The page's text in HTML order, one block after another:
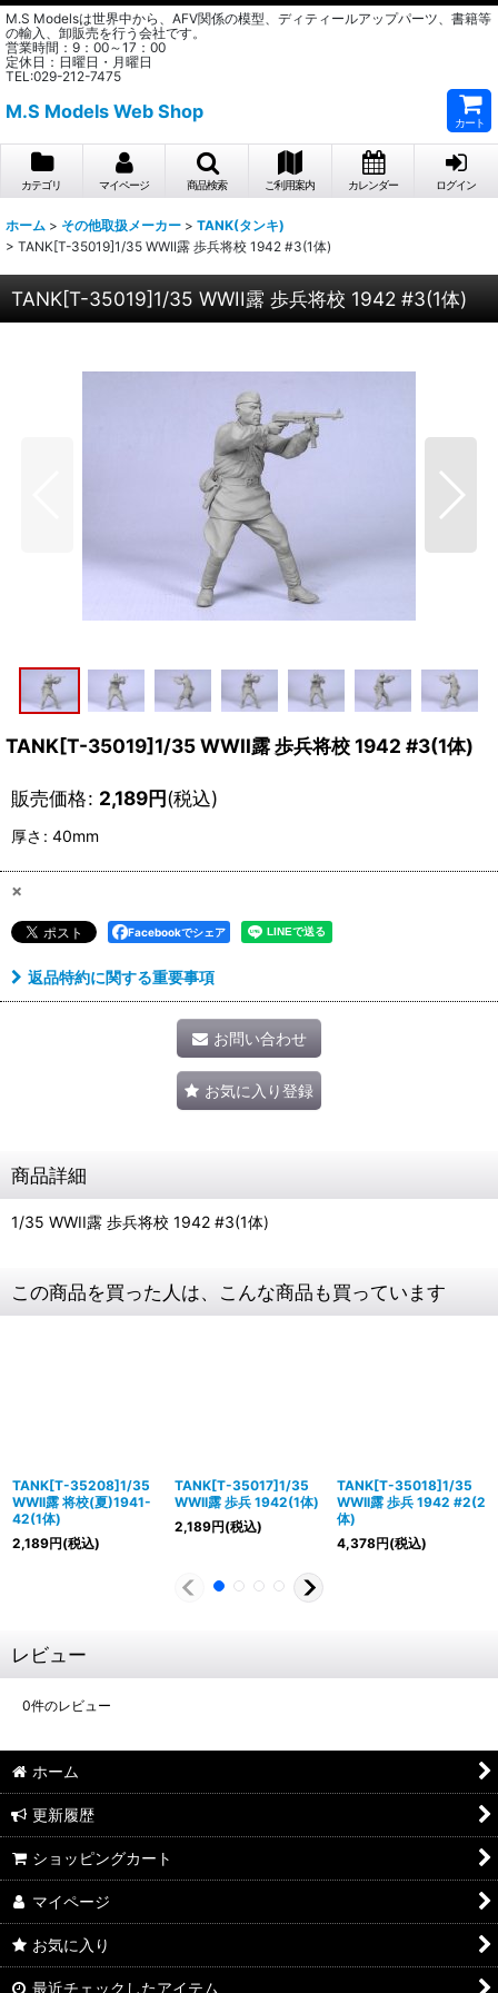
M.S Modelsは世界中から、AFV関係の模型、ディティールアップパーツ、書籍等
の輸入、卸販売を行う会社です。
営業時間：9：00～17：00
定休日：日曜日・月曜日
TEL:029-212-7475
M.S Models Web Shop
カート
カテゴリ マイページ 商品検索 ご利用案内 カレンダー ログイン
ホーム > その他取扱メーカー > TANK(タンキ)
> TANK[T-35019]1/35 WWII露 歩兵将校 1942 #3(1体)
TANK[T-35019]1/35 WWII露 歩兵将校 1942 #3(1体)
TANK[T-35019]1/35 WWII露 歩兵将校 1942 #3(1体)
販売価格: 2,189円(税込)
厚さ : 40mm
×
Facebookでシェア
返品特約に関する重要事項
お問い合わせ
お気に入り登録
商品詳細
1/35 WWII露 歩兵将校 1942 #3(1体)
この商品を買った人は、こんな商品も買っています
TANK[T-35208]1/35
WWII露 将校(夏)1941-
42(1体)
2,189円(税込)
TANK[T-35017]1/35
WWII露 歩兵 1942(1体)
2,189円(税込)
TANK[T-35018]1/35
WWII露 歩兵 1942 #2(2
体)
4,378円(税込)
レビュー
0件のレビュー
ホーム
更新履歴
ショッピングカート
マイページ
お気に入り
最近チェックしたアイテム